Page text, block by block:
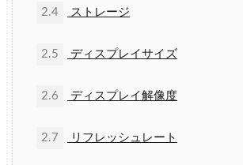
2.4 ストレージ
2.5 ディスプレイサイズ
2.6 ディスプレイ解像度
2.7 リフレッシュレート